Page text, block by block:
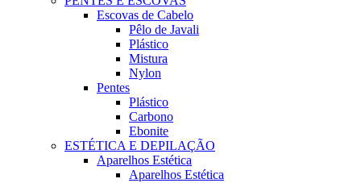
Escovas de Cabelo
Pêlo de Javali
Plástico
Mistura
Nylon
Pentes
Plástico
Carbono
Ebonite
ESTÉTICA E DEPILAÇÃO
Aparelhos Estética
Aparelhos Estética